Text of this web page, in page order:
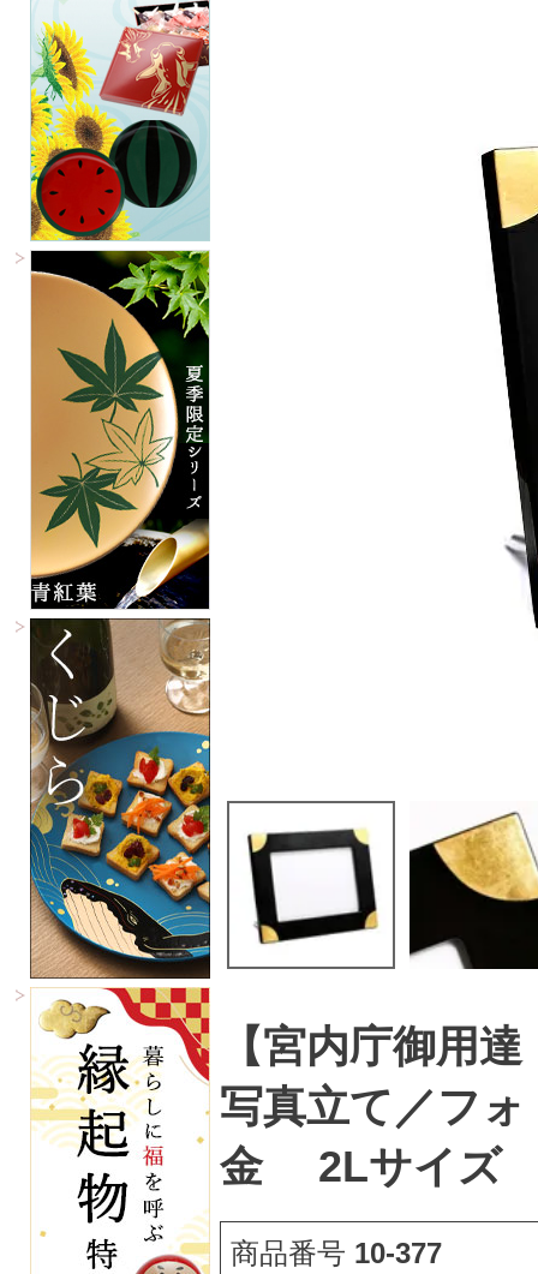
【宮内庁御用
写真立て／フ
金 2Lサイズ
商品番号 10-377